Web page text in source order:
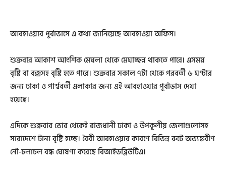
আবহাওয়ার পূর্বাভাসে এ কথা জানিয়েছে আবহাওয়া অফিস।
শুক্রবার আকাশ আংশিক মেঘলা থেকে মেঘাচ্ছন্ন থাকতে পারে। এসময়
বৃষ্টি বা বজ্রসহ বৃষ্টি হতে পারে। শুক্রবার সকাল ৭টা থেকে পরবর্তী ৬ ঘণ্টার
জন্য ঢাকা ও পার্শ্ববর্তী এলাকার জন্য এই আবহাওয়ার পূর্বাভাস দেয়া
হয়েছে।
এদিকে শুক্রবার ভোর থেকেই রাজধানী ঢাকা ও উপকূলীয় জেলাগুলোসহ
সারাদেশে টানা বৃষ্টি হচ্ছে। বৈরী আবহাওয়ার কারণে বিভিন্ন রুটে অভ্যন্তরীণ
নৌ-চলাচল বন্ধ ঘোষণা করেছে বিআইডব্লিউটিএ।